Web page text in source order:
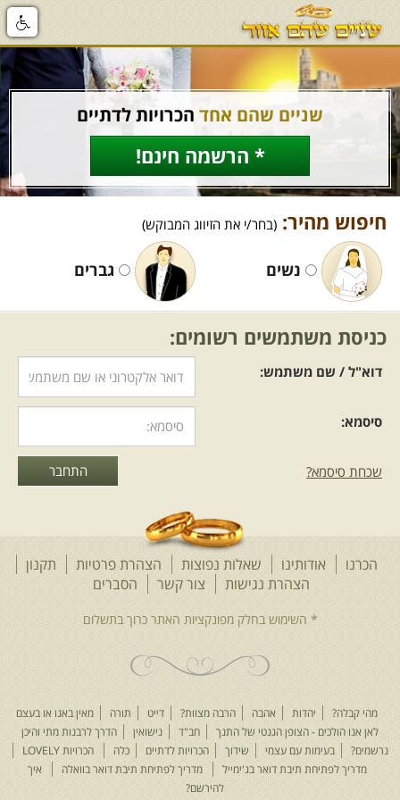
שניים שהם אחד הכרויות לדתיים
* הרשמה חינם!
חיפוש מהיר: (בחר/י את הזיווג המבוקש)
נשים גברים
כניסת משתמשים רשומים:
דוא"ל / שם משתמש:
סיסמא:
שכחת סיסמא?
הכרנו אודותינו שאלות נפוצות הצהרת פרטיות
תקנון
הצהרת נגישות
צור קשר הסברים
מהי קבלה? יהדות אהבה הרבה מצוות? דייט תורה
מאין באנו או בעצם
לאן אנו הולכים - הצופן הגנטי של התנך
חב"ד נישואין
הדרך לרבנות מתי והיכן
נרשמים?
בעימות עם עצמי שידוך הכרויות לדתיים כלה
הכרויות LOVELY
מדריך לפתיחת תיבת דואר בג'ימייל
מדריך לפתיחת תיבת דואר בוואלה
איך
להירשם?